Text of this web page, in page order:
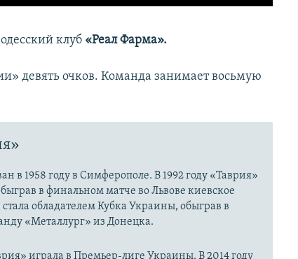
одесский клуб «Реал Фарма».
девять очков. Команда занимает восьмую
в 1958 году в Симферополе. В 1992 году «Таврия»
в финальном матче во Львове киевское
обладателем Кубка Украины, обыграв в
«Металлург» из Донецка.
играла в Премьер-лиге Украины. В 2014 году